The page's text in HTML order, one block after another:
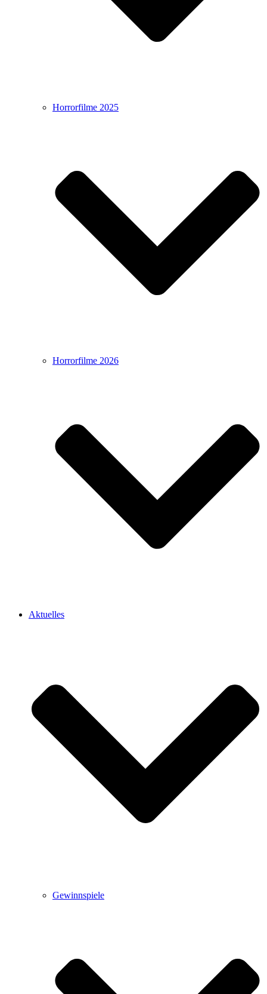
Horrorfilme 2025
Horrorfilme 2026
Aktuelles
Gewinnspiele